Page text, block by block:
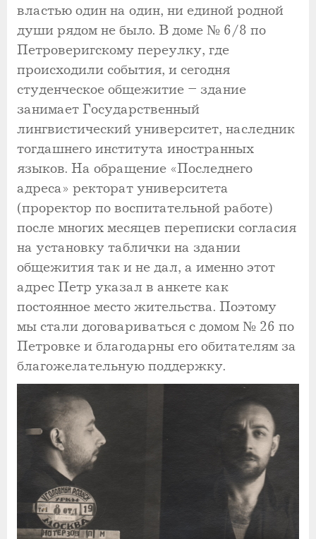
властью один на один, ни единой родной
души рядом не было. В доме № 6/8 по
Петроверигскому переулку, где
происходили события, и сегодня
студенческое общежитие – здание
занимает Государственный
лингвистический университет, наследник
тогдашнего института иностранных
языков. На обращение «Последнего
адреса» ректорат университета
(проректор по воспитательной работе)
после многих месяцев переписки согласия
на установку таблички на здании
общежития так и не дал, а именно этот
адрес Петр указал в анкете как
постоянное место жительства. Поэтому
мы стали договариваться с домом № 26 по
Петровке и благодарны его обитателям за
благожелательную поддержку.